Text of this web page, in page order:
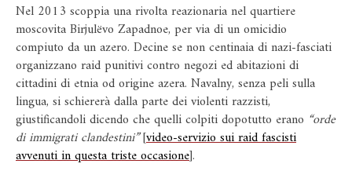
Nel 2013 scoppia una rivolta reazionaria nel quartiere
moscovita Birjulëvo Zapadnoe, per via di un omicidio
compiuto da un azero. Decine se non centinaia di nazi-fasciati
organizzano raid punitivi contro negozi ed abitazioni di
cittadini di etnia od origine azera. Navalny, senza peli sulla
lingua, si schiererà dalla parte dei violenti razzisti,
giustificandoli dicendo che quelli colpiti dopotutto erano “orde
di immigrati clandestini”[video-servizio sui raid fascisti
avvenuti in questa triste occasione].